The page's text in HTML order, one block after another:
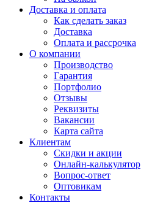
Доставка и оплата
Как сделать заказ
Доставка
Оплата и рассрочка
О компании
Производство
Гарантия
Портфолио
Отзывы
Реквизиты
Вакансии
Карта сайта
Клиентам
Скидки и акции
Онлайн-калькулятор
Вопрос-ответ
Оптовикам
Контакты